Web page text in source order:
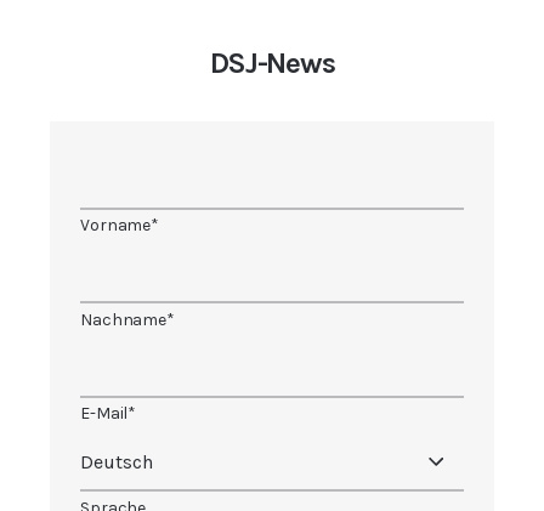
DSJ-News
Vorname*
Nachname*
E-Mail*